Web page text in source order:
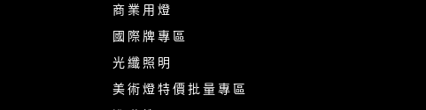
商業用燈
國際牌專區
光纖照明
美術燈特價批量專區